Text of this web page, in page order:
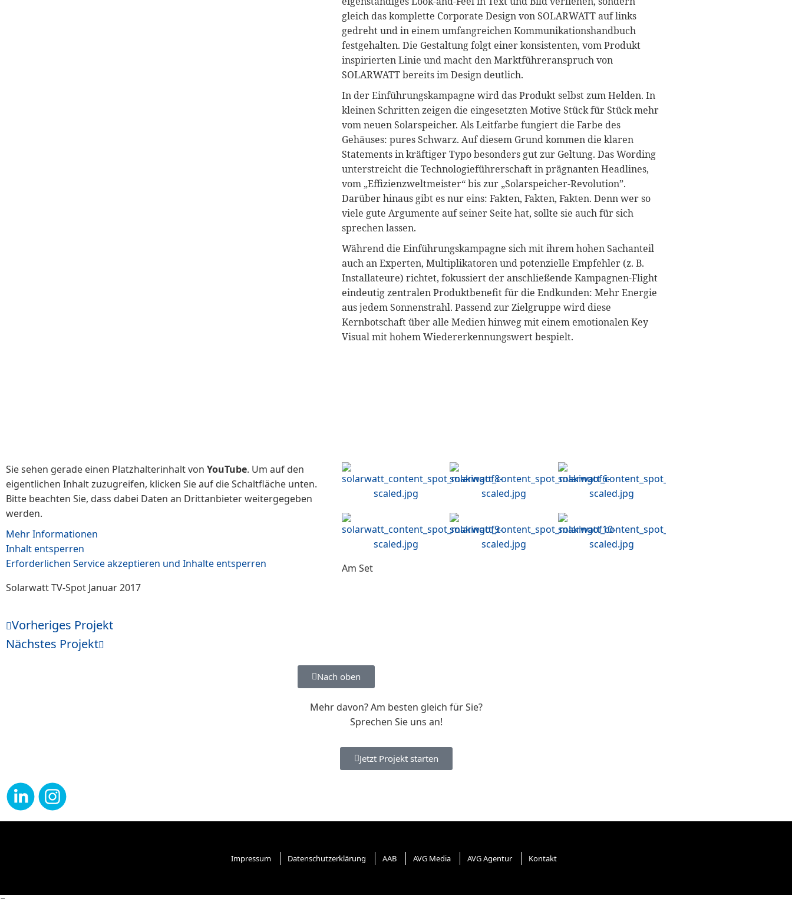
gleich das komplette Corporate Design von SOLARWATT auf links
gedreht und in einem umfangreichen Kommunikationshandbuch
festgehalten. Die Gestaltung folgt einer konsistenten, vom Produkt
inspirierten Linie und macht den Marktführeranspruch von
SOLARWATT bereits im Design deutlich.
In der Einführungskampagne wird das Produkt selbst zum Helden. In
kleinen Schritten zeigen die eingesetzten Motive Stück für Stück mehr
vom neuen Solarspeicher. Als Leitfarbe fungiert die Farbe des
Gehäuses: pures Schwarz. Auf diesem Grund kommen die klaren
Statements in kräftiger Typo besonders gut zur Geltung. Das Wording
unterstreicht die Technologieführerschaft in prägnanten Headlines,
vom „Effizienzweltmeister“ bis zur „Solarspeicher-Revolution”.
Darüber hinaus gibt es nur eins: Fakten, Fakten, Fakten. Denn wer so
viele gute Argumente auf seiner Seite hat, sollte sie auch für sich
sprechen lassen.
Während die Einführungskampagne sich mit ihrem hohen Sachanteil
auch an Experten, Multiplikatoren und potenzielle Empfehler (z. B.
Installateure) richtet, fokussiert der anschließende Kampagnen-Flight
eindeutig zentralen Produktbenefit für die Endkunden: Mehr Energie
aus jedem Sonnenstrahl. Passend zur Zielgruppe wird diese
Kernbotschaft über alle Medien hinweg mit einem emotionalen Key
Visual mit hohem Wiedererkennungswert bespielt.
Sie sehen gerade einen Platzhalterinhalt von YouTube. Um auf den
eigentlichen Inhalt zuzugreifen, klicken Sie auf die Schaltfläche unten.
Bitte beachten Sie, dass dabei Daten an Drittanbieter weitergegeben
werden.
Mehr Informationen
Inhalt entsperren
Erforderlichen Service akzeptieren und Inhalte entsperren
Solarwatt TV-Spot Januar 2017
Am Set
Vorheriges Projekt
Nächstes Projekt
Nach oben
Mehr davon? Am besten gleich für Sie?
Sprechen Sie uns an!
Jetzt Projekt starten
Impressum Datenschutzerklärung AAB AVG Media AVG Agentur Kontakt